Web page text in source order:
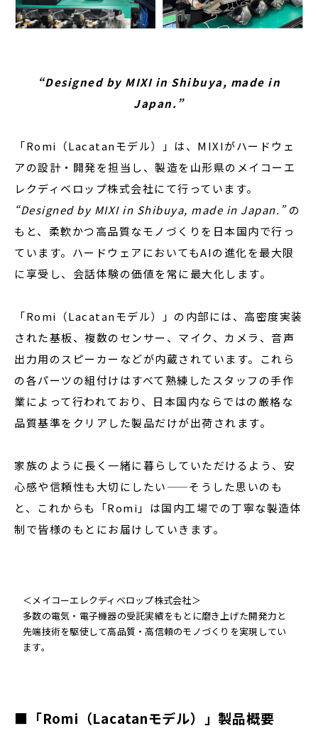
“Designed by MIXI in Shibuya, made in
Japan.”
「Romi（Lacatanモデル）」は、MIXIがハードウェ
アの設計・開発を担当し、製造を山形県のメイコーエ
レクディベロップ株式会社にて行っています。
“Designed by MIXI in Shibuya, made in Japan.”の
もと、柔軟かつ高品質なモノづくりを日本国内で行っ
ています。ハードウェアにおいてもAIの進化を最大限
に享受し、会話体験の価値を常に最大化します。
「Romi（Lacatanモデル）」の内部には、高密度実装
された基板、複数のセンサー、マイク、カメラ、音声
出力用のスピーカーなどが内蔵されています。これら
の各パーツの組付けはすべて熟練したスタッフの手作
業によって行われており、日本国内ならではの厳格な
品質基準をクリアした製品だけが出荷されます。
家族のように長く一緒に暮らしていただけるよう、安
心感や信頼性も大切にしたい——そうした思いのも
と、これからも「Romi」は国内工場での丁寧な製造体
制で皆様のもとにお届けしていきます。
＜メイコーエレクディベロップ株式会社＞
多数の電気・電子機器の受託実績をもとに磨き上げた開発力と
先端技術を駆使して高品質・高信頼のモノづくりを実現してい
ます。
■「Romi（Lacatanモデル）」製品概要